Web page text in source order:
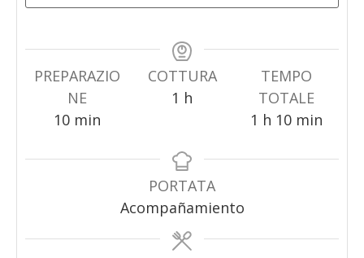
PREPARAZIO
NE
10minuti
min
COTTURA
1 ora
h
TEMPO
TOTALE
1 ora
h 10minuti
min
PORTATA
Acompañamiento